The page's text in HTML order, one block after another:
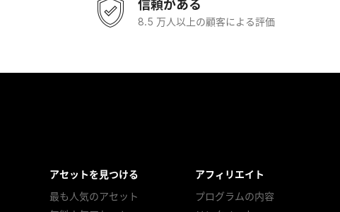
信頼がある
8.5 万人以上の顧客による評価
アセットを見つける
最も人気のアセット
アフィリエイト
プログラムの内容